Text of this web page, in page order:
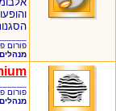
פורום
פורום